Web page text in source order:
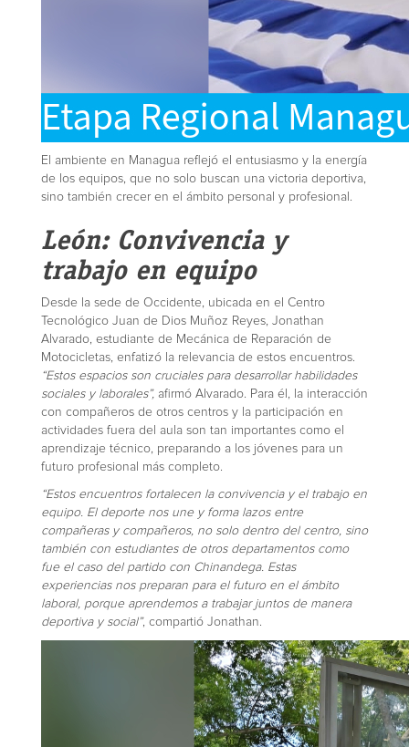
El ambiente en Managua reflejó el entusiasmo y la energía
de los equipos, que no solo buscan una victoria deportiva,
sino también crecer en el ámbito personal y profesional.
León: Convivencia y
trabajo en equipo
Desde la sede de Occidente, ubicada en el Centro
Tecnológico Juan de Dios Muñoz Reyes, Jonathan
Alvarado, estudiante de Mecánica de Reparación de
Motocicletas, enfatizó la relevancia de estos encuentros.
“Estos espacios son cruciales para desarrollar habilidades
sociales y laborales”, afirmó Alvarado. Para él, la interacción
con compañeros de otros centros y la participación en
actividades fuera del aula son tan importantes como el
aprendizaje técnico, preparando a los jóvenes para un
futuro profesional más completo.
“Estos encuentros fortalecen la convivencia y el trabajo en
equipo. El deporte nos une y forma lazos entre
compañeras y compañeros, no solo dentro del centro, sino
también con estudiantes de otros departamentos como
fue el caso del partido con Chinandega. Estas
experiencias nos preparan para el futuro en el ámbito
laboral, porque aprendemos a trabajar juntos de manera
deportiva y social”, compartió Jonathan.